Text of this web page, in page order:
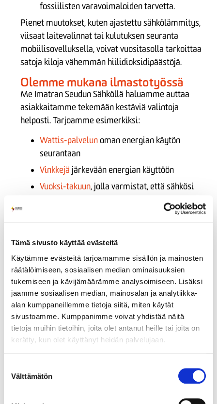
Tämä sivusto käyttää evästeitä
Käytämme evästeitä tarjoamamme sisällön ja mainosten
räätälöimiseen, sosiaalisen median ominaisuuksien
tukemiseen ja kävijämäärämme analysoimiseen. Lisäksi
jaamme sosiaalisen median, mainosalan ja analytiikka-
alan kumppaneillemme tietoja siitä, miten käytät
sivustoamme. Kumppanimme voivat yhdistää näitä
tietoja muihin tietoihin, joita olet antanut heille tai joita on
kerätty, kun olet käyttänyt heidän palvelujaan.
valinta
Välttämätön
fossiilisten varavoimaloiden tarvetta.
Pienet muutokset, kuten ajastettu sähkölämmitys,
viisaat laitevalinnat tai kulutuksen seuranta
mobiilisovelluksella, voivat vuositasolla tarkoittaa
satoja kiloja vähemmän hiilidioksidipäästöjä.
Olemme mukana ilmastotyössä
Me Imatran Seudun Sähköllä haluamme auttaa
asiakkaitamme tekemään kestäviä valintoja
helposti. Tarjoamme esimerkiksi:
Wattis-palvelun oman energian käytön
seurantaan
Vinkkejä järkevään energian käyttöön
Vuoksi-takuun, jolla varmistat, että sähkösi
Yhdessä voimme pienentää päästöjä ilman suuria
uhrauksia, sillä pienillä teoilla on merkitystä.
Valitse viisaasti ja vaikutat.
Miten me autamme?
Mikäli kaipaat apua oikean sopimuksen valintaan
tai haluat vinkkejä kulutuksen hallintaan,
asiakaspalvelumme auttaa mielellään. Meillä voit
asioida myös paikan päällä kasvotusten tai jättää